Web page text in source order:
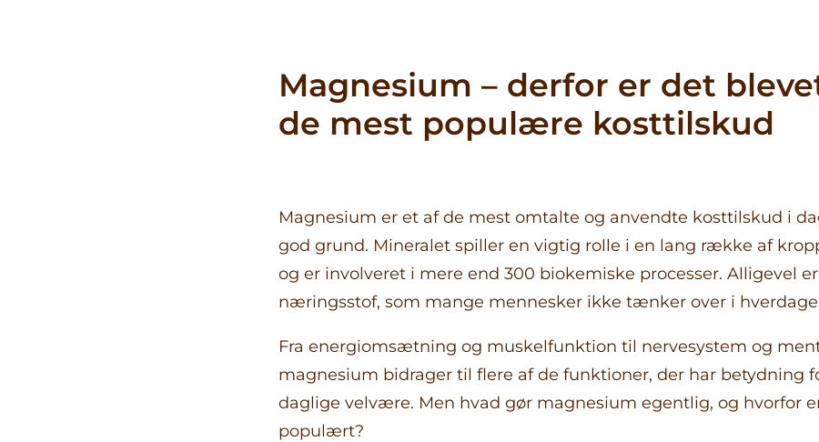
Mineraler
Vitaminer
Essentielle
Specielle
kosttilskud
Multivitaminer
Skønhed
Aktiv livsstil og
træning
sundhed
Fordøjelse &
balance
Fokus på
Godt at vide
Magnesium – derfor er det
de mest populære kosttilskud
Magnesium er et af de mest omtalte og anvendte kosttilskud i
god grund. Mineralet spiller en vigtig rolle i en lang række af
og er involveret i mere end 300 biokemiske processer. Alligevel
næringsstof, som mange mennesker ikke tænker over i
Fra energiomsætning og muskelfunktion til nervesystem og
magnesium bidrager til flere af de funktioner, der har betydning
daglige velvære. Men hvad gør magnesium egentlig, og hvorfor
populært?